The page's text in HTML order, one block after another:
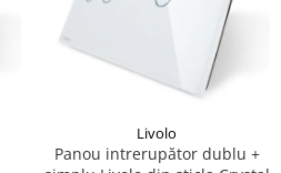
Livolo
Panou intrerupător dublu +